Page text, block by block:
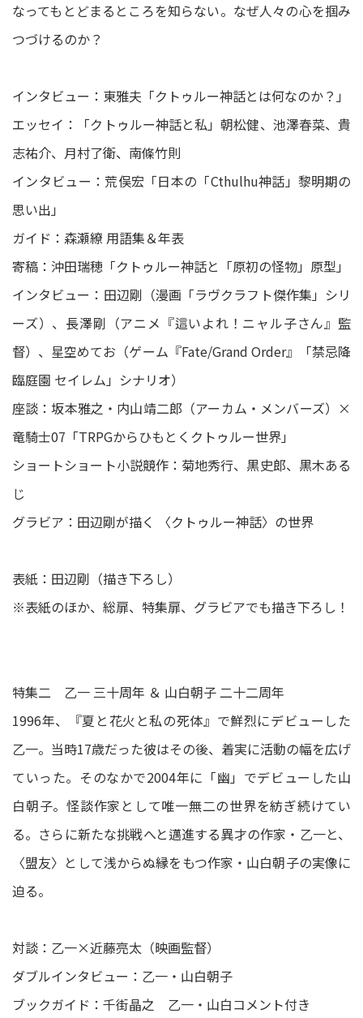
なってもとどまるところを知らない。なぜ人々の心を掴み
つづけるのか？
インタビュー：東雅夫「クトゥルー神話とは何なのか？」
エッセイ：「クトゥルー神話と私」朝松健、池澤春菜、貴
志祐介、月村了衛、南條竹則
インタビュー：荒俣宏「日本の「Cthulhu神話」黎明期の
思い出」
ガイド：森瀬繚 用語集＆年表
寄稿：沖田瑞穂「クトゥルー神話と「原初の怪物」原型」
インタビュー：田辺剛（漫画「ラヴクラフト傑作集」シリ
ーズ）、長澤剛（アニメ『這いよれ！ニャル子さん』監
督）、星空めてお（ゲーム『Fate/Grand Order』「禁忌降
臨庭園 セイレム」シナリオ）
座談：坂本雅之・内山靖二郎（アーカム・メンバーズ）×
竜騎士07「TRPGからひもとくクトゥルー世界」
ショートショート小説競作：菊地秀行、黒史郎、黒木ある
じ
グラビア：田辺剛が描く 〈クトゥルー神話〉の世界
表紙：田辺剛（描き下ろし）
※表紙のほか、総扉、特集扉、グラビアでも描き下ろし！
特集二 乙一 三十周年 ＆ 山白朝子 二十二周年
1996年、『夏と花火と私の死体』で鮮烈にデビューした
乙一。当時17歳だった彼はその後、着実に活動の幅を広げ
ていった。そのなかで2004年に「幽」でデビューした山
白朝子。怪談作家として唯一無二の世界を紡ぎ続けてい
る。さらに新たな挑戦へと邁進する異才の作家・乙一と、
〈盟友〉として浅からぬ縁をもつ作家・山白朝子の実像に
迫る。
対談：乙一×近藤亮太（映画監督）
ダブルインタビュー：乙一・山白朝子
ブックガイド：千街晶之 乙一・山白コメント付き